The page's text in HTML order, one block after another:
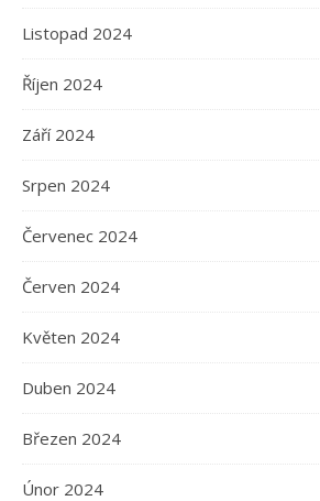
Listopad 2024
Říjen 2024
Září 2024
Srpen 2024
Červenec 2024
Červen 2024
Květen 2024
Duben 2024
Březen 2024
Únor 2024